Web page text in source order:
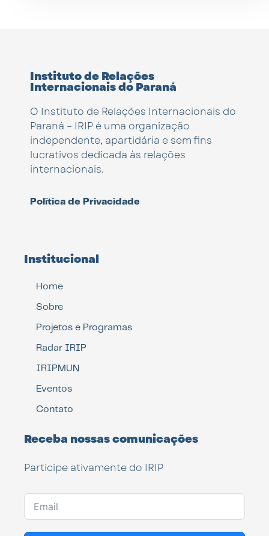
Instituto de Relações
Internacionais do Paraná
O Instituto de Relações Internacionais do
Paraná – IRIP é uma organização
independente, apartidária e sem fins
lucrativos dedicada às relações
internacionais.
Política de Privacidade
Institucional
Home
Sobre
Projetos e Programas
Radar IRIP
IRIPMUN
Eventos
Contato
Receba nossas comunicações
Participe ativamente do IRIP